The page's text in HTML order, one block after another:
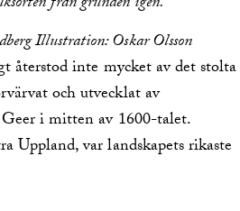
Illustration: Oskar Olsson
återstod inte mycket av det stolta
och utvecklat av
i mitten av 1600-talet.
Uppland, var landskapets rikaste